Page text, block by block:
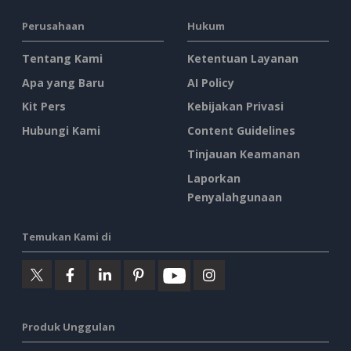
Perusahaan
Tentang Kami
Apa yang Baru
Kit Pers
Hubungi Kami
Hukum
Ketentuan Layanan
AI Policy
Kebijakan Privasi
Content Guidelines
Tinjauan Keamanan
Laporkan
Penyalahgunaan
Temukan Kami di
Produk Unggulan